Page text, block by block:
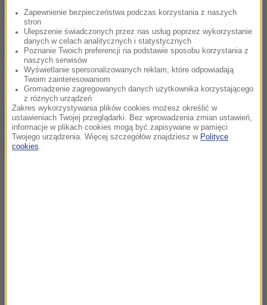
Źródło: RMF FM/PAP
Tagi:FC Barcelona
chcesz widzieć więcej artykułów od RMF24?dodaj w
Google
Zapewnienie bezpieczeństwa podczas korzystania z naszych
stron
Ulepszenie świadczonych przez nas usług poprzez wykorzystanie
danych w celach analitycznych i statystycznych
Poznanie Twoich preferencji na podstawie sposobu korzystania z
naszych serwisów
Wyświetlanie spersonalizowanych reklam, które odpowiadają
Twoim zainteresowaniom
Gromadzenie zagregowanych danych użytkownika korzystającego
z różnych urządzeń
Zakres wykorzystywania plików cookies możesz określić w
ustawieniach Twojej przeglądarki. Bez wprowadzenia zmian ustawień,
informacje w plikach cookies mogą być zapisywane w pamięci
Twojego urządzenia. Więcej szczegółów znajdziesz w Polityce
cookies.